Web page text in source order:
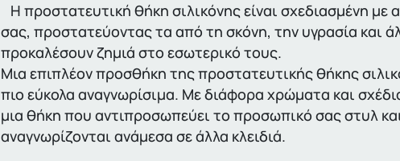
Η προστατευτική θήκη σιλικόνης είναι σχεδιασμένη με
σας, προστατεύοντας τα από τη σκόνη, την υγρασία και
προκαλέσουν ζημιά στο εσωτερικό τους.
Μια επιπλέον προσθήκη της προστατευτικής θήκης
πιο εύκολα αναγνωρίσιμα. Με διάφορα χρώματα και
μια θήκη που αντιπροσωπεύει το προσωπικό σας στυλ
αναγνωρίζονται ανάμεσα σε άλλα κλειδιά.